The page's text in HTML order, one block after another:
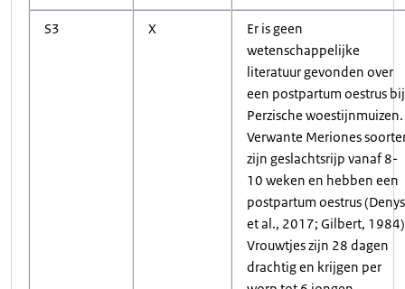
S3 X
Er is geen
wetenschappelijke
literatuur gevonden over
een postpartum oestrus bij
Perzische woestijnmuizen.
Verwante Meriones
zijn geslachtsrijp vanaf 8-
10 weken en hebben een
postpartum oestrus (Denys
et al., 2017; Gilbert,
Vrouwtjes zijn 28 dagen
drachtig en krijgen per